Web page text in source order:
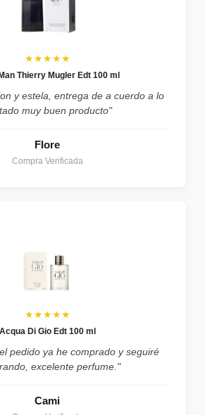
★★★★★
Thierry Mugler Edt 100 ml
y estela, entrega de a cuerdo a lo
muy buen producto"
Flore
Compra Verificada
★★★★★
Acqua Di Gio Edt 100 ml
pedido ya he comprado y seguiré
excelente perfume."
Cami